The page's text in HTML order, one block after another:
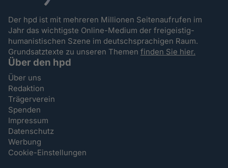
Der hpd ist mit mehreren Millionen Seitenaufrufen im
Jahr das wichtigste Online-Medium der freigeistig-
humanistischen Szene im deutschsprachigen Raum.
Grundsatztexte zu unseren Themenfinden Sie hier.
Über den hpd
Über uns
Redaktion
Trägerverein
Spenden
Impressum
Datenschutz
Werbung
Cookie-Einstellungen